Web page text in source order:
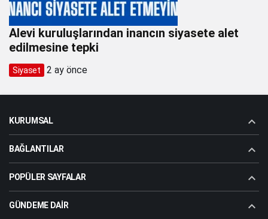
Alevi kuruluşlarından inancın siyasete alet
edilmesine tepki
Siyaset 2 ay önce
KURUMSAL
BAĞLANTILAR
POPÜLER SAYFALAR
GÜNDEME DAIR